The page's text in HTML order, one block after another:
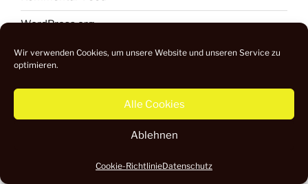
Wir verwenden Cookies, um unsere Website und unseren Service zu
optimieren.
Alle Cookies
Ablehnen
Cookie-RichtlinieDatenschutz
WordPress.org